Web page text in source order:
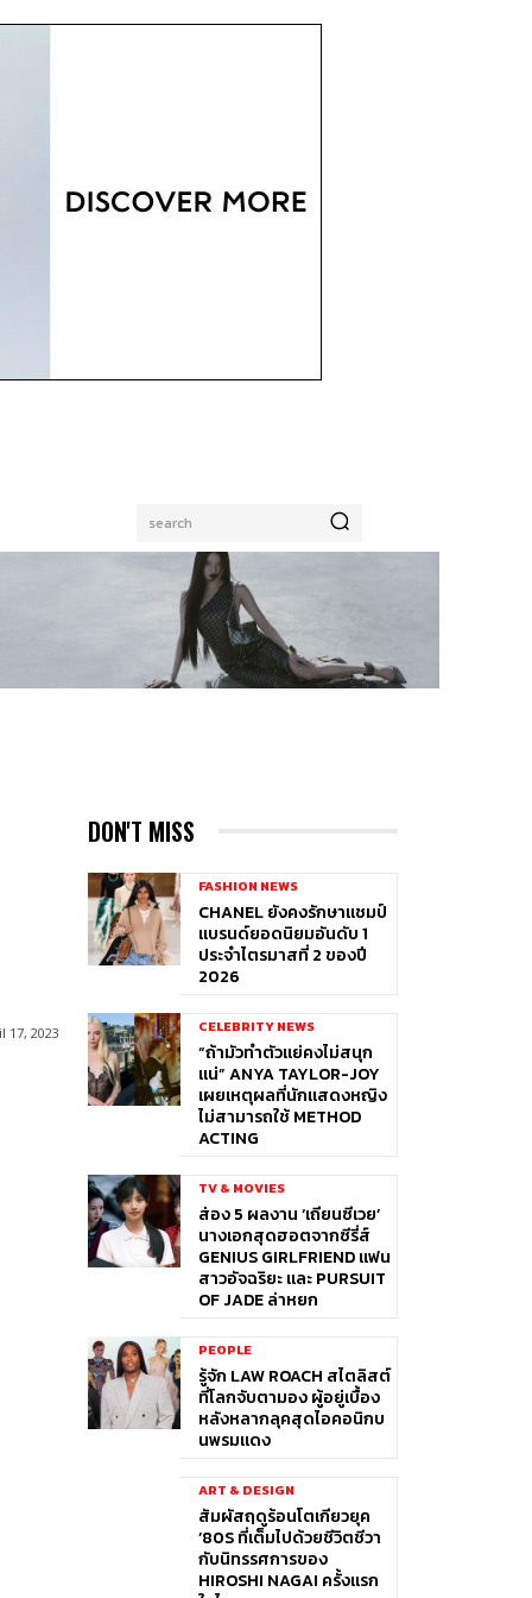
search
17, 2023
DON'T MISS
FASHION NEWS
CHANEL ยังคงรักษาแชมป์
แบรนด์ยอดนิยมอันดับ 1
ประจำไตรมาสที่ 2 ของปี
2026
CELEBRITY NEWS
“ถ้ามัวทำตัวแย่คงไม่สนุก
แน่” ANYA TAYLOR-JOY
เผยเหตุผลที่นักแสดงหญิง
ไม่สามารถใช้ METHOD
ACTING
TV & MOVIES
ส่อง 5 ผลงาน ‘เถียนซีเวย’
นางเอกสุดฮอตจากซีรี่ส์
GENIUS GIRLFRIEND แฟน
สาวอัจฉริยะ และ PURSUIT
OF JADE ล่าหยก
PEOPLE
รู้จัก LAW ROACH สไตลิสต์
ที่โลกจับตามอง ผู้อยู่เบื้อง
หลังหลากลุคสุดไอคอนิกบ
นพรมแดง
ART & DESIGN
สัมผัสฤดูร้อนโตเกียวยุค
’80S ที่เต็มไปด้วยชีวิตชีวา
กับนิทรรศการของ
HIROSHI NAGAI ครั้งแรก